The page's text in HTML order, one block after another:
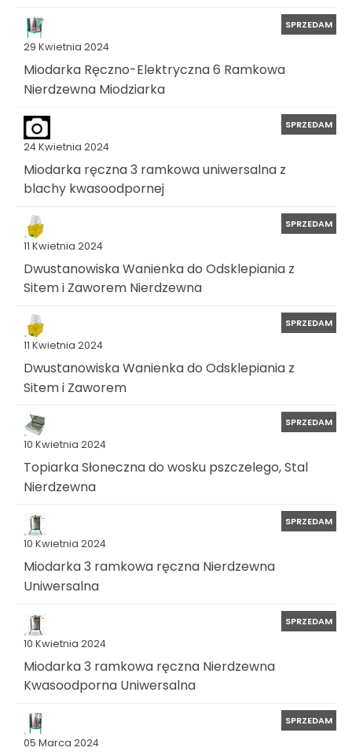
29 Kwietnia 2024
SPRZEDAM
Miodarka Ręczno-Elektryczna 6 Ramkowa
Nierdzewna Miodziarka
24 Kwietnia 2024
SPRZEDAM
Miodarka ręczna 3 ramkowa uniwersalna z
blachy kwasoodpornej
11 Kwietnia 2024
SPRZEDAM
Dwustanowiska Wanienka do Odsklepiania z
Sitem i Zaworem Nierdzewna
11 Kwietnia 2024
SPRZEDAM
Dwustanowiska Wanienka do Odsklepiania z
Sitem i Zaworem
10 Kwietnia 2024
SPRZEDAM
Topiarka Słoneczna do wosku pszczelego, Stal
Nierdzewna
10 Kwietnia 2024
SPRZEDAM
Miodarka 3 ramkowa ręczna Nierdzewna
Uniwersalna
10 Kwietnia 2024
SPRZEDAM
Miodarka 3 ramkowa ręczna Nierdzewna
Kwasoodporna Uniwersalna
05 Marca 2024
SPRZEDAM